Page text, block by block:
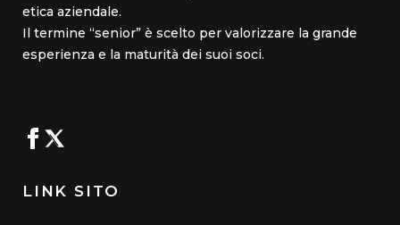
etica aziendale.
Il termine “senior” è scelto per valorizzare la grande
esperienza e la maturità dei suoi soci.
LINK SITO